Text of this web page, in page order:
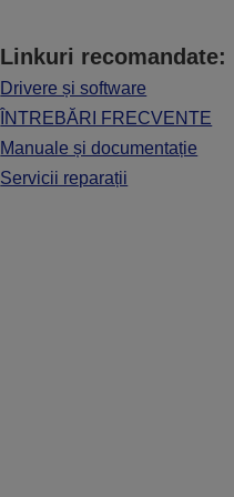
Linkuri recomandate:
Drivere și software
ÎNTREBĂRI FRECVENTE
Manuale și documentație
Servicii reparații